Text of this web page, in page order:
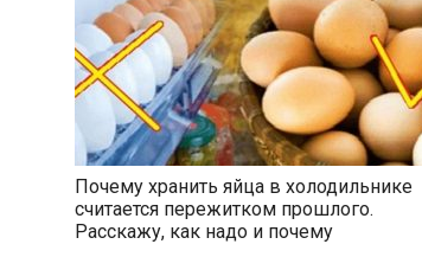
Все
Почему хранить яйца в холодильнике
считается пережитком прошлого.
Расскажу, как надо и почему